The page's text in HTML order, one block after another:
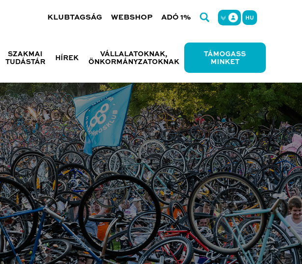
KLUBTAGSÁG WEBSHOP ADÓ 1% HU
SZAKMAI
TUDÁSTÁR
HÍREK
VÁLLALATOKNAK,
ÖNKORMÁNYZATOKNAK
TÁMOGASS
MINKET